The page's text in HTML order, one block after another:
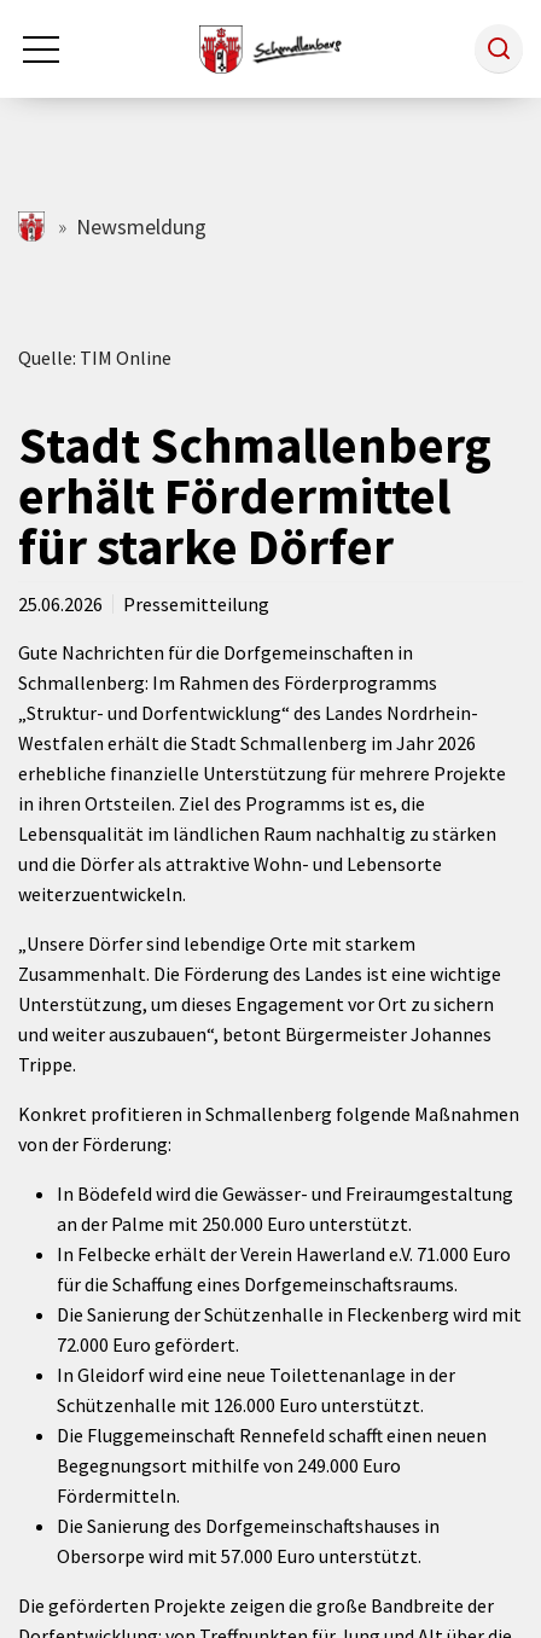
Zum Hauptinhalt springen
Rathaus & Politik
Tourismus
Freizeit & Kultur
Wirtschaft
schmallenberg.de
Newsmeldung
Quelle: TIM Online
Stadt Schmallenberg
erhält Fördermittel
für starke Dörfer
25.06.2026
Pressemitteilung
Gute Nachrichten für die Dorfgemeinschaften in
Schmallenberg: Im Rahmen des Förderprogramms
„Struktur- und Dorfentwicklung“ des Landes Nordrhein-
Westfalen erhält die Stadt Schmallenberg im Jahr 2026
erhebliche finanzielle Unterstützung für mehrere Projekte
in ihren Ortsteilen. Ziel des Programms ist es, die
Lebensqualität im ländlichen Raum nachhaltig zu stärken
und die Dörfer als attraktive Wohn- und Lebensorte
weiterzuentwickeln.
„Unsere Dörfer sind lebendige Orte mit starkem
Zusammenhalt. Die Förderung des Landes ist eine wichtige
Unterstützung, um dieses Engagement vor Ort zu sichern
und weiter auszubauen“, betont Bürgermeister Johannes
Trippe.
Konkret profitieren in Schmallenberg folgende Maßnahmen
von der Förderung:
In Bödefeld wird die Gewässer- und Freiraumgestaltung
an der Palme mit 250.000 Euro unterstützt.
In Felbecke erhält der Verein Hawerland e.V. 71.000 Euro
für die Schaffung eines Dorfgemeinschaftsraums.
Die Sanierung der Schützenhalle in Fleckenberg wird mit
72.000 Euro gefördert.
In Gleidorf wird eine neue Toilettenanlage in der
Schützenhalle mit 126.000 Euro unterstützt.
Die Fluggemeinschaft Rennefeld schafft einen neuen
Begegnungsort mithilfe von 249.000 Euro
Fördermitteln.
Die Sanierung des Dorfgemeinschaftshauses in
Obersorpe wird mit 57.000 Euro unterstützt.
Die geförderten Projekte zeigen die große Bandbreite der